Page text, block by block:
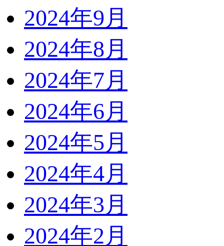
2024年9月
2024年8月
2024年7月
2024年6月
2024年5月
2024年4月
2024年3月
2024年2月